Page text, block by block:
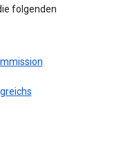
folgenden